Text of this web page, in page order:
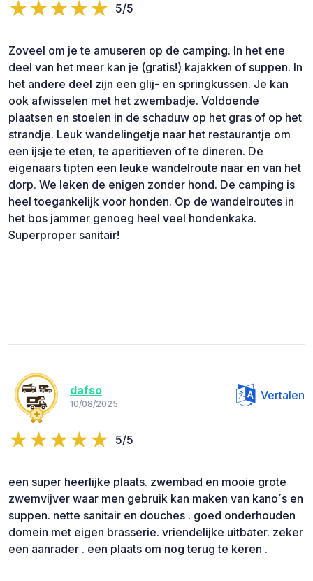
5/5
Zoveel om je te amuseren op de camping. In het ene
deel van het meer kan je (gratis!) kajakken of suppen. In
het andere deel zijn een glij- en springkussen. Je kan
ook afwisselen met het zwembadje. Voldoende
plaatsen en stoelen in de schaduw op het gras of op het
strandje. Leuk wandelingetje naar het restaurantje om
een ijsje te eten, te aperitieven of te dineren. De
eigenaars tipten een leuke wandelroute naar en van het
dorp. We leken de enigen zonder hond. De camping is
heel toegankelijk voor honden. Op de wandelroutes in
het bos jammer genoeg heel veel hondenkaka.
Superproper sanitair!
dafso
10/08/2025
Vertalen
5/5
een super heerlijke plaats. zwembad en mooie grote
zwemvijver waar men gebruik kan maken van kano´s en
suppen. nette sanitair en douches . goed onderhouden
domein met eigen brasserie. vriendelijke uitbater. zeker
een aanrader . een plaats om nog terug te keren .